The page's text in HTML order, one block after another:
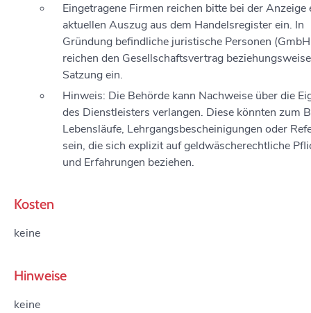
Eingetragene Firmen reichen bitte bei der Anzeige
aktuellen Auszug aus dem Handelsregister ein. In
Gründung befindliche juristische Personen
reichen den Gesellschaftsvertrag
Satzung ein.
Hinweis: Die Behörde kann Nachweise über die
des Dienstleisters verlangen. Diese könnten zum
Lebensläufe, Lehrgangsbescheinigungen oder
sein, die sich explizit auf geldwäscherechtliche
und Erfahrungen beziehen.
Kosten
keine
Hinweise
keine